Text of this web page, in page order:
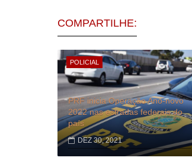
COMPARTILHE:
POLICIAL
PRF inicia Operação Ano-novo
2022 nas estradas federais do
país
DEZ 30, 2021